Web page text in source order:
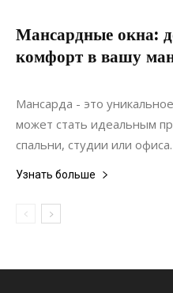
Мансардные окна:
комфорт в вашу
11.05.2022
Мансарда - это
может стать идеальным
спальни, студии или
Узнать больше